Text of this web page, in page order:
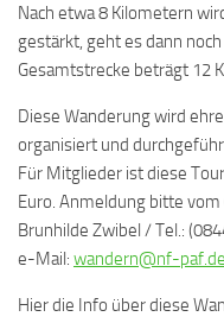
Nach etwa 8 Kilometern
gestärkt, geht es dann
Gesamtstrecke beträgt 12
Diese Wanderung wird
organisiert und
Für Mitglieder ist diese
Euro. Anmeldung bitte
Brunhilde Zwibel / Tel.:
e-Mail: wandern@nf-paf.de
Hier die Info über diese